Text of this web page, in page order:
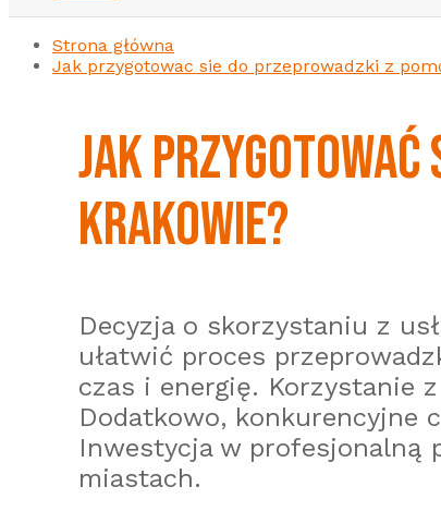
Strona główna
Jak przygotowac sie do przeprowadzki z
JAK
KRAKOWIE?
Decyzja o skorzystaniu z
ułatwić proces
czas i energię. Korzystanie
Dodatkowo, konkurencyjne
Inwestycja w profesjonalną
miastach.